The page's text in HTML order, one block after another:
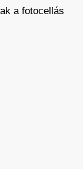
a fotocellás